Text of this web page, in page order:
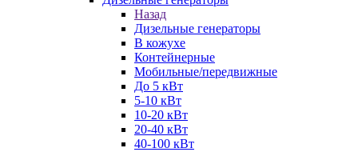
Назад
Дизельные генераторы
В кожухе
Контейнерные
Мобильные/передвижные
До 5 кВт
5-10 кВт
10-20 кВт
20-40 кВт
40-100 кВт